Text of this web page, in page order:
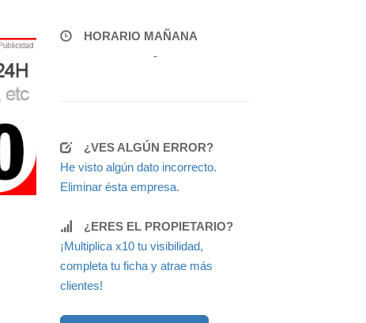
HORARIO MAÑANA
-
¿VES ALGÚN ERROR?
He visto algún dato incorrecto.
Eliminar ésta empresa.
¿ERES EL PROPIETARIO?
¡Multiplica x10 tu visibilidad,
completa tu ficha y atrae más
clientes!